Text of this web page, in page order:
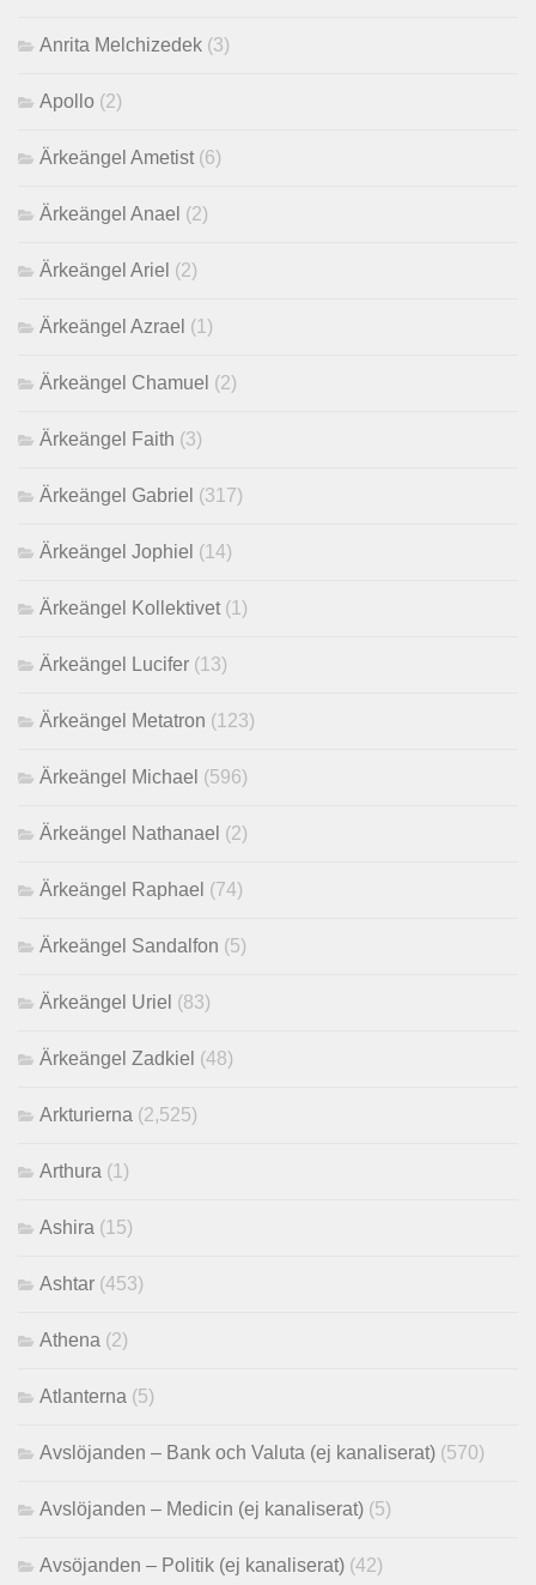
Anrita Melchizedek (3)
Apollo (2)
Ärkeängel Ametist (6)
Ärkeängel Anael (2)
Ärkeängel Ariel (2)
Ärkeängel Azrael (1)
Ärkeängel Chamuel (2)
Ärkeängel Faith (3)
Ärkeängel Gabriel (317)
Ärkeängel Jophiel (14)
Ärkeängel Kollektivet (1)
Ärkeängel Lucifer (13)
Ärkeängel Metatron (123)
Ärkeängel Michael (596)
Ärkeängel Nathanael (2)
Ärkeängel Raphael (74)
Ärkeängel Sandalfon (5)
Ärkeängel Uriel (83)
Ärkeängel Zadkiel (48)
Arkturierna (2,525)
Arthura (1)
Ashira (15)
Ashtar (453)
Athena (2)
Atlanterna (5)
Avslöjanden – Bank och Valuta (ej kanaliserat) (570)
Avslöjanden – Medicin (ej kanaliserat) (5)
Avsöjanden – Politik (ej kanaliserat) (42)